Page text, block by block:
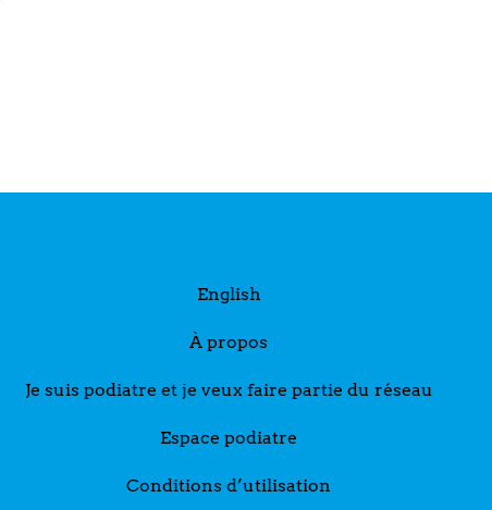
English
À propos
Je suis podiatre et je veux faire partie du réseau
Espace podiatre
Conditions d’utilisation